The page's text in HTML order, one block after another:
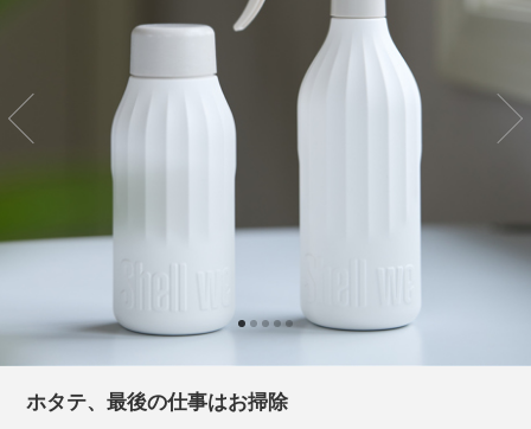
ホタテ、最後の仕事はお掃除